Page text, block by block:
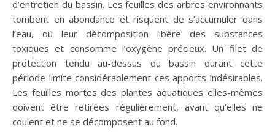
d’entretien du bassin. Les feuilles des arbres environnants
tombent en abondance et risquent de s’accumuler dans
l’eau, où leur décomposition libère des substances
toxiques et consomme l’oxygène précieux. Un filet de
protection tendu au-dessus du bassin durant cette
période limite considérablement ces apports indésirables.
Les feuilles mortes des plantes aquatiques elles-mêmes
doivent être retirées régulièrement, avant qu’elles ne
coulent et ne se décomposent au fond.